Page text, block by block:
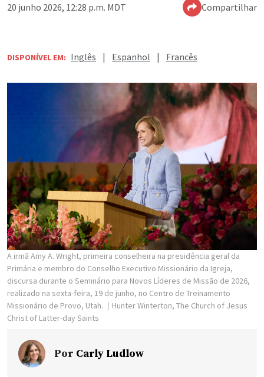
20 junho 2026, 12:28 p.m. MDT Compartilhar
DISPONÍVEL EM: Inglês | Espanhol | Francês
A irmã Amy A. Wright, primeira conselheira na presidência geral da
Primária e membro do Conselho Executivo Missionário da Igreja,
discursa durante o Seminário para Novos Líderes de Missão de 2026,
realizado na sexta-feira, 19 de junho, no Centro de Treinamento
Missionário de Provo, Utah.
Hunter Winterton, The Church of Jesus
Christ of Latter-day Saints
Por Carly Ludlow